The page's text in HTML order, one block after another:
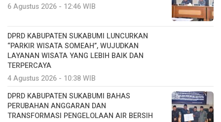
6 Agustus 2026 - 12:46 WIB
DPRD KABUPATEN SUKABUMI LUNCURKAN
“PARKIR WISATA SOMEAH”, WUJUDKAN
LAYANAN WISATA YANG LEBIH BAIK DAN
TERPERCAYA
4 Agustus 2026 - 10:38 WIB
DPRD KABUPATEN SUKABUMI BAHAS
PERUBAHAN ANGGARAN DAN
TRANSFORMASI PENGELOLAAN AIR BERSIH